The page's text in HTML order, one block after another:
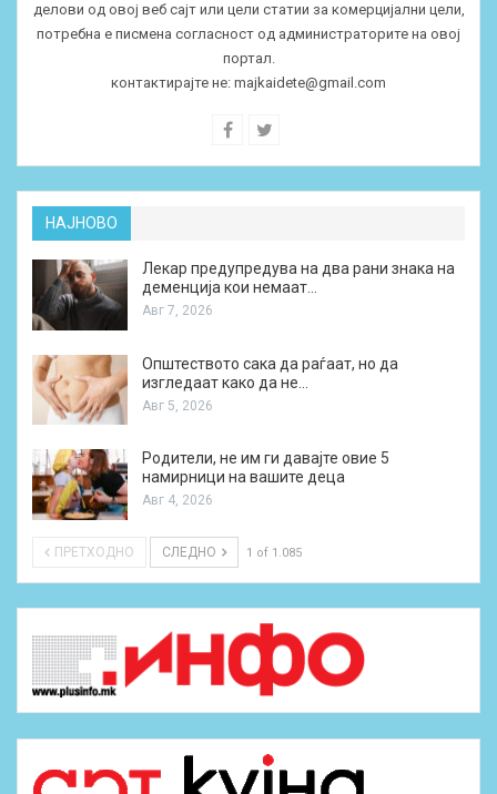
делови од овој веб сајт или цели статии за комерцијални цели,
потребна е писмена согласност од администраторите на овој
портал.
контактирајте не: majkaidete@gmail.com
НАЈНОВО
Лекар предупредува на два рани знака на
деменција кои немаат…
Авг 7, 2026
Општеството сака да раѓаат, но да
изгледаат како да не…
Авг 5, 2026
Родители, не им ги давајте овие 5
намирници на вашите деца
Авг 4, 2026
ПРЕТХОДНО СЛЕДНО 1 of 1.085